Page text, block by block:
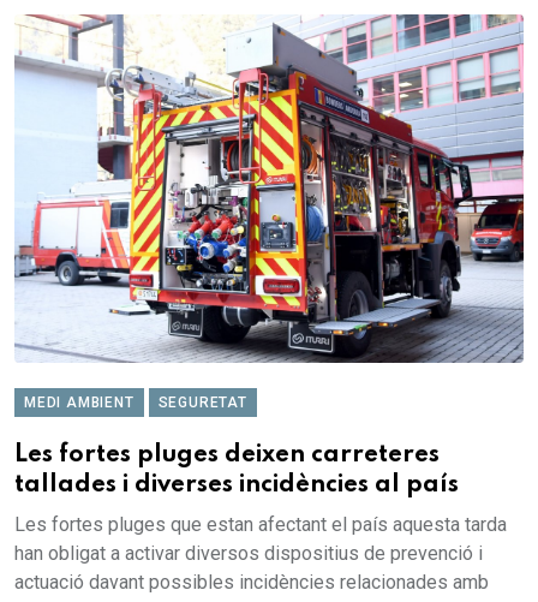
MEDI AMBIENT SEGURETAT
Les fortes pluges deixen carreteres
tallades i diverses incidències al país
Les fortes pluges que estan afectant el país aquesta tarda
han obligat a activar diversos dispositius de prevenció i
actuació davant possibles incidències relacionades amb